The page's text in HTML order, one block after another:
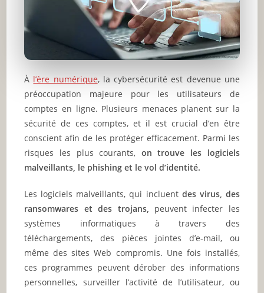
À l’ère numérique, la cybersécurité est devenue une
préoccupation majeure pour les utilisateurs de
comptes en ligne. Plusieurs menaces planent sur la
sécurité de ces comptes, et il est crucial d’en être
conscient afin de les protéger efficacement. Parmi les
risques les plus courants, on trouve les logiciels
malveillants, le phishing et le vol d’identité.
Les logiciels malveillants, qui incluent des virus, des
ransomwares et des trojans, peuvent infecter les
systèmes informatiques à travers des
téléchargements, des pièces jointes d’e-mail, ou
même des sites Web compromis. Une fois installés,
ces programmes peuvent dérober des informations
personnelles, surveiller l’activité de l’utilisateur, ou